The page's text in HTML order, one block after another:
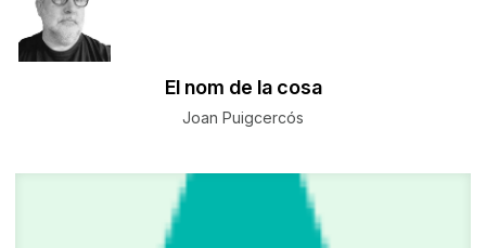
El nom de la cosa
Joan Puigcercós